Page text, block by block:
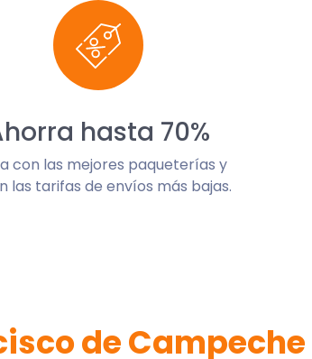
hasta 70%
con las mejores paqueterías y
las tarifas de envíos más bajas.
de Campeche